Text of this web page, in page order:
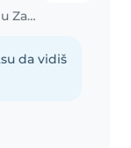
Posao čuvanja djece u Zagreb
da vidiš